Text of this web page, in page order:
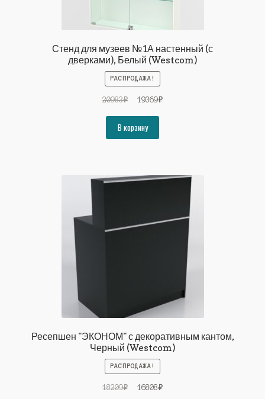
Стенд для музеев №1А настенный (с
дверками), Белый (Westcom)
РАСПРОДАЖА!
20983₽
Первоначальная
составляла
20983₽.
19369₽Текущая
В корзину
Ресепшен "ЭКОНОМ" с декоративным кантом,
Черный (Westcom)
РАСПРОДАЖА!
18209₽
Первоначальная
16808₽Текущая